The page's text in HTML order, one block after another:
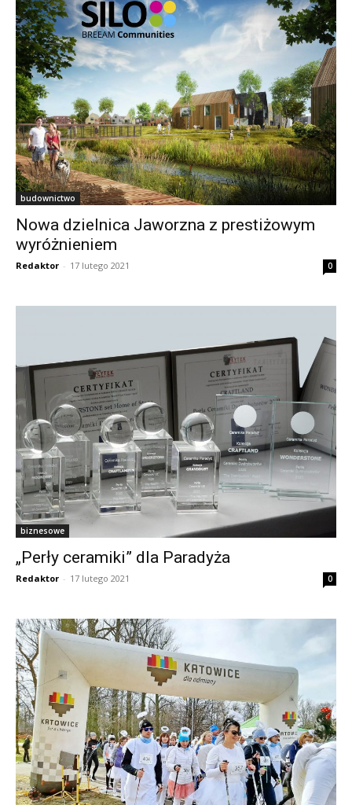
budownictwo
Nowa dzielnica Jaworzna z prestiżowym
wyróżnieniem
Redaktor - 17 lutego 2021 0
biznesowe
„Perły ceramiki” dla Paradyża
Redaktor - 17 lutego 2021 0